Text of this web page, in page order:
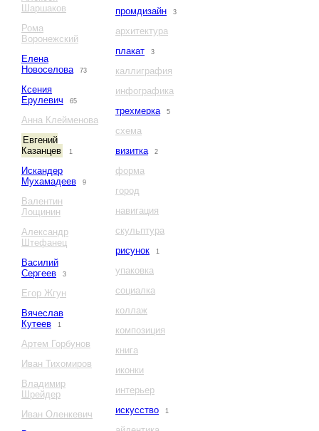
Шаршаков
Рома
Воронежский
Елена
Новоселова
73
Ксения
Ерулевич
65
Анна Клейменова
Евгений
Казанцев
1
Искандер
Мухамадеев
9
Валентин
Лощинин
Александр
Штефанец
Василий
Сергеев
3
Егор Жгун
Вячеслав
Кутеев
1
Артем Горбунов
Иван Тихомиров
Владимир
Шрейдер
Иван Оленкевич
промдизайн 3
архитектура
плакат
3
каллиграфия
инфографика
трехмерка
5
схема
визитка
2
форма
город
навигация
скульптура
рисунок
1
упаковка
социалка
коллаж
композиция
книга
иконки
интерьер
искусство
1